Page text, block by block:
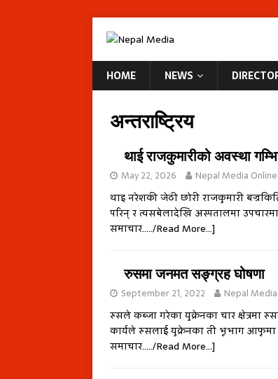
HOME NEWS
अन्तराष्ट्रिय
थाई राजकुमारीको अवस्था
May 22, 2026 Nepal Media Online
थाइ नरेशकी जेठी छोरी राजकुमारी
परिन् र त्यसबेलादेखि अस्पतालमा उपचारमा
समाचार…../Read More…]
रुसमा जनमत सङ्ग्रह घोषणा
September 21, 2022 Nepal
रुसले कब्जा गरेका युक्रेनका चार क्षेत्रमा
कार्यले रुसलाई युक्रेनका ती भूभाग आफूमा
समाचार…../Read More…]